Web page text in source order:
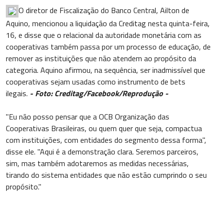
O diretor de Fiscalização do Banco Central, Ailton de
Aquino, mencionou a liquidação da Creditag nesta quinta-feira,
16, e disse que o relacional da autoridade monetária com as
cooperativas também passa por um processo de educação, de
remover as instituições que não atendem ao propósito da
categoria. Aquino afirmou, na sequência, ser inadmissível que
cooperativas sejam usadas como instrumento de bets
ilegais. - Foto: Creditag/Facebook/Reprodução -
"Eu não posso pensar que a OCB Organização das
Cooperativas Brasileiras, ou quem quer que seja, compactua
com instituições, com entidades do segmento dessa forma",
disse ele. "Aqui é a demonstração clara. Seremos parceiros,
sim, mas também adotaremos as medidas necessárias,
tirando do sistema entidades que não estão cumprindo o seu
propósito."